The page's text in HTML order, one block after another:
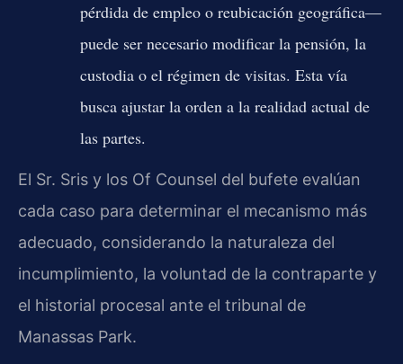
pérdida de empleo o reubicación geográfica—
puede ser necesario modificar la pensión, la
custodia o el régimen de visitas. Esta vía
busca ajustar la orden a la realidad actual de
las partes.
El Sr. Sris y los Of Counsel del bufete evalúan
cada caso para determinar el mecanismo más
adecuado, considerando la naturaleza del
incumplimiento, la voluntad de la contraparte y
el historial procesal ante el tribunal de
Manassas Park.